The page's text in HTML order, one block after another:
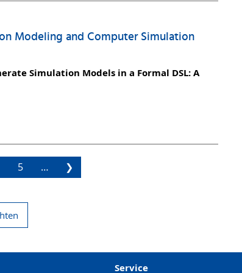
Modeling and Computer Simulation
Simulation Models in a Formal DSL: A
5 … ❯
Service